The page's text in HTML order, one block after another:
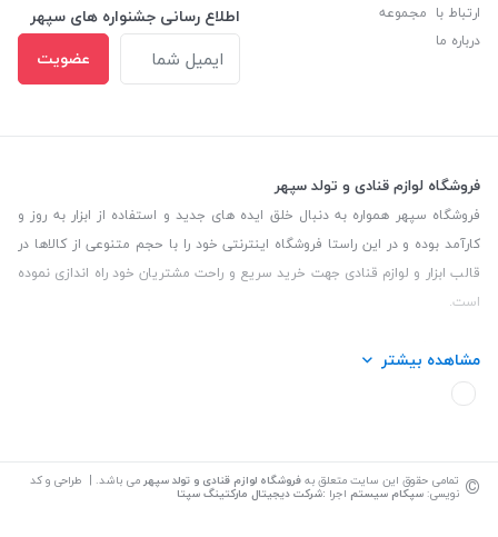
ارتباط با مجموعه
درباره ما
اطلاع رسانی جشنواره های سپهر
عضویت
فروشگاه لوازم قنادی و تولد سپهر
فروشگاه سپهر همواره به دنبال خلق ایده های جدید و استفاده از ابزار به روز و
کارآمد بوده و در این راستا فروشگاه اینترنتی خود را با حجم متنوعی از کالاها در
قالب ابزار و لوازم قنادی جهت خرید سریع و راحت مشتریان خود راه اندازی نموده
است.
این فروشگاه تمام تلاش خود را نموده تا کالاهایی با کیفیت و با حداقل قیمت
عرضه نماید.
مشاهده بیشتر
© تمامی حقوق این سایت متعلق بهفروشگاه لوازم قنادی و تولد سپهر می باشد. | طراحی و کد
نویسی: سپکام سیستم اجرا :شرکت دیجیتال مارکتینگ سپتا